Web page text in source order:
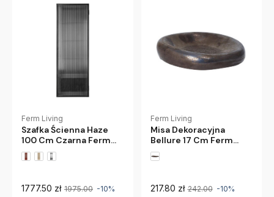
Ferm Living
Szafka Ścienna Haze
100 Cm Czarna Ferm
Living
1777.50 zł 1975.00 -10%
Ferm Living
Misa Dekoracyjna
Bellure 17 Cm Ferm
Living
217.80 zł 242.00 -10%